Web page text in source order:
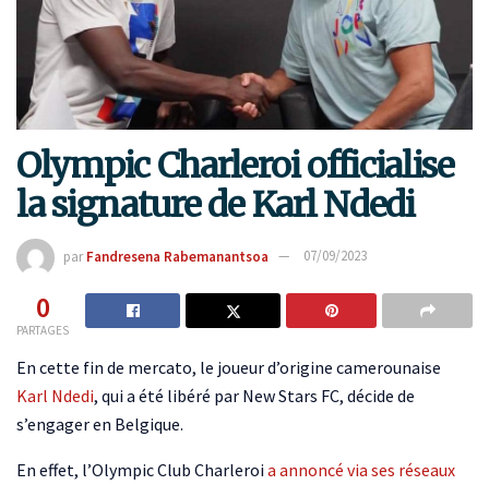
Olympic Charleroi officialise
la signature de Karl Ndedi
par Fandresena Rabemanantsoa 07/09/2023
0
PARTAGES
En cette fin de mercato, le joueur d’origine camerounaise
Karl Ndedi, qui a été libéré par New Stars FC, décide de
s’engager en Belgique.
En effet, l’Olympic Club Charleroi a annoncé via ses réseaux